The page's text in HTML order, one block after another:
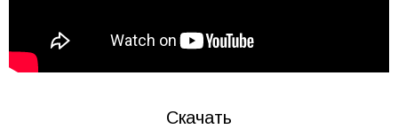
Скачать